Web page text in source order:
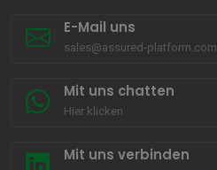
E-Mail uns
sales@assured-platform.com
Mit uns chatten
Hier klicken
Mit uns verbinden